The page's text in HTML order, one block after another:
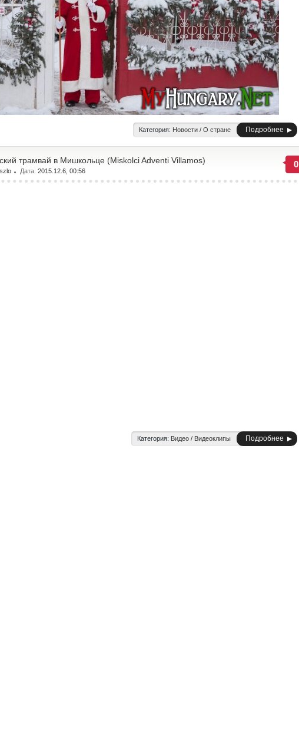
Категория: Новости / О стране Подробнее
0
трамвай в Мишкольце (Miskolci Adventi Villamos)
Дата: 2015.12.6, 00:56
Категория: Видео / Видеоклипы Подробнее